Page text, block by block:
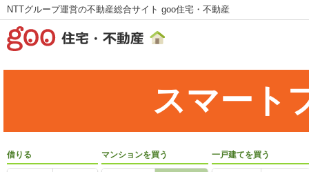
NTTグループ運営の不動産総合サイト goo住宅・不動産
スマート
借りる マンションを買う 一戸建てを買う